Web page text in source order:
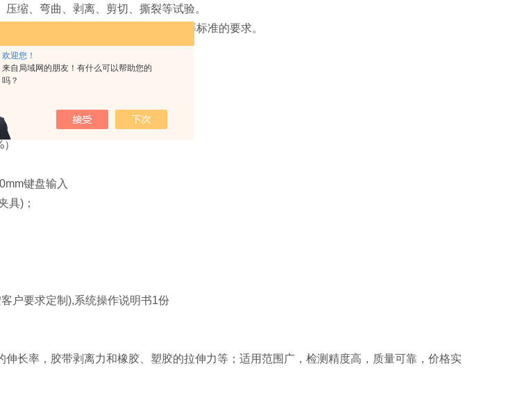
欢迎您！
来自局域网的朋友！有什么可以帮助您的
吗？
缩、弯曲、剥离、剪切、撕裂等试验。
D412,JIS B7721/B7733,BS1610等标准的要求。
键盘输入
具)；
户要求定制),系统操作说明书1份
伸长率，胶带剥离力和橡胶、塑胶的拉伸力等；适用范围广，检测精度高，质量可靠，价格实